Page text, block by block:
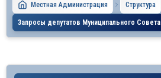
Местная Администрация Структура
Запросы депутатов Муниципального Совета